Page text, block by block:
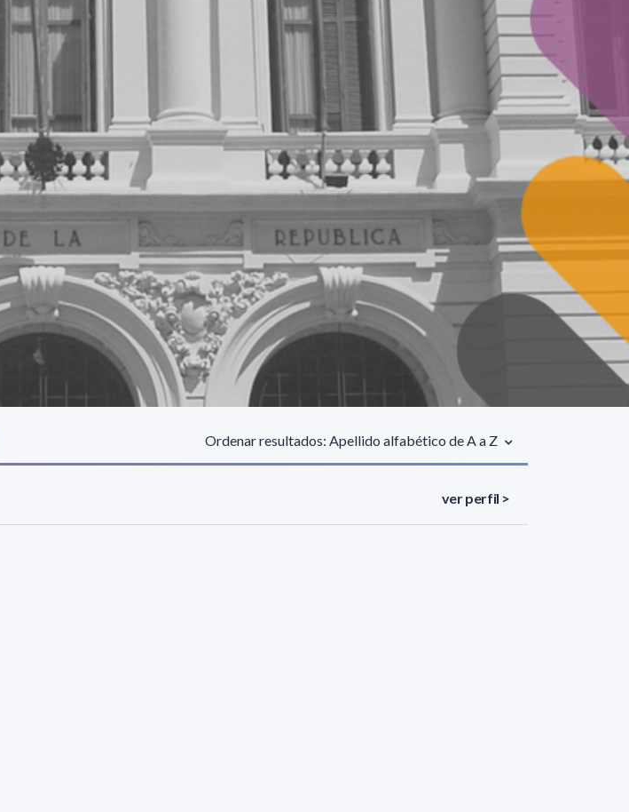
Ordenar resultados: Apellido alfabético de A a Z
ver perfil >